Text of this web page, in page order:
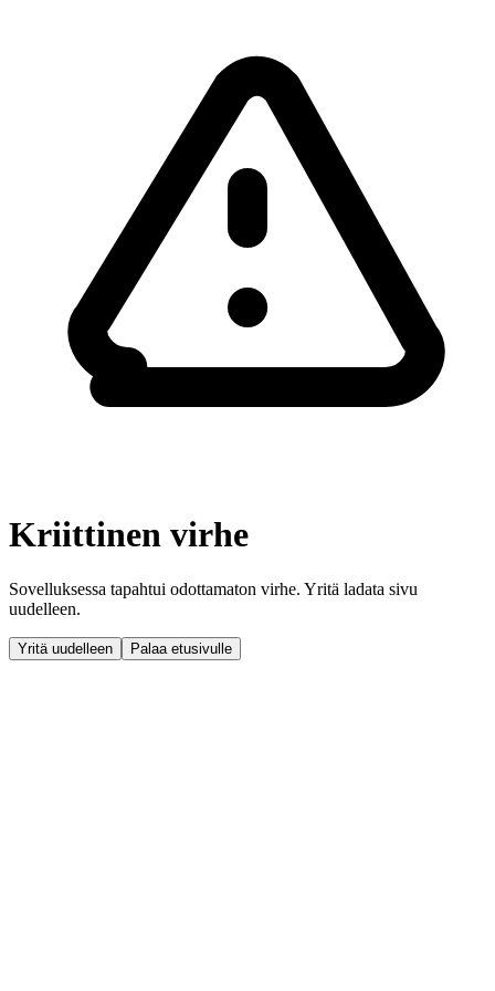
Kriittinen virhe
Sovelluksessa tapahtui odottamaton virhe. Yritä ladata sivu
uudelleen.
Yritä uudelleen Palaa etusivulle